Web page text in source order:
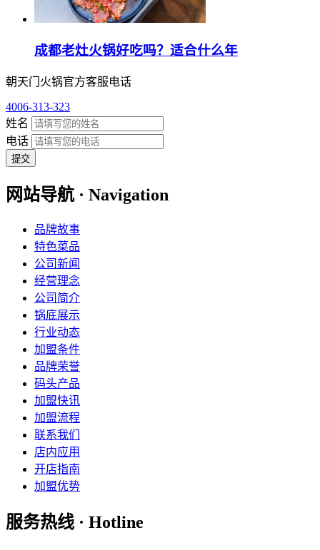
成都老灶火锅好吃吗？适合什么年
朝天门火锅官方客服电话
4006-313-323
姓名
电话
提交
网站导航 · Navigation
品牌故事
特色菜品
公司新闻
经营理念
公司简介
锅底展示
行业动态
加盟条件
品牌荣誉
码头产品
加盟快讯
加盟流程
联系我们
店内应用
开店指南
加盟优势
服务热线 · Hotline